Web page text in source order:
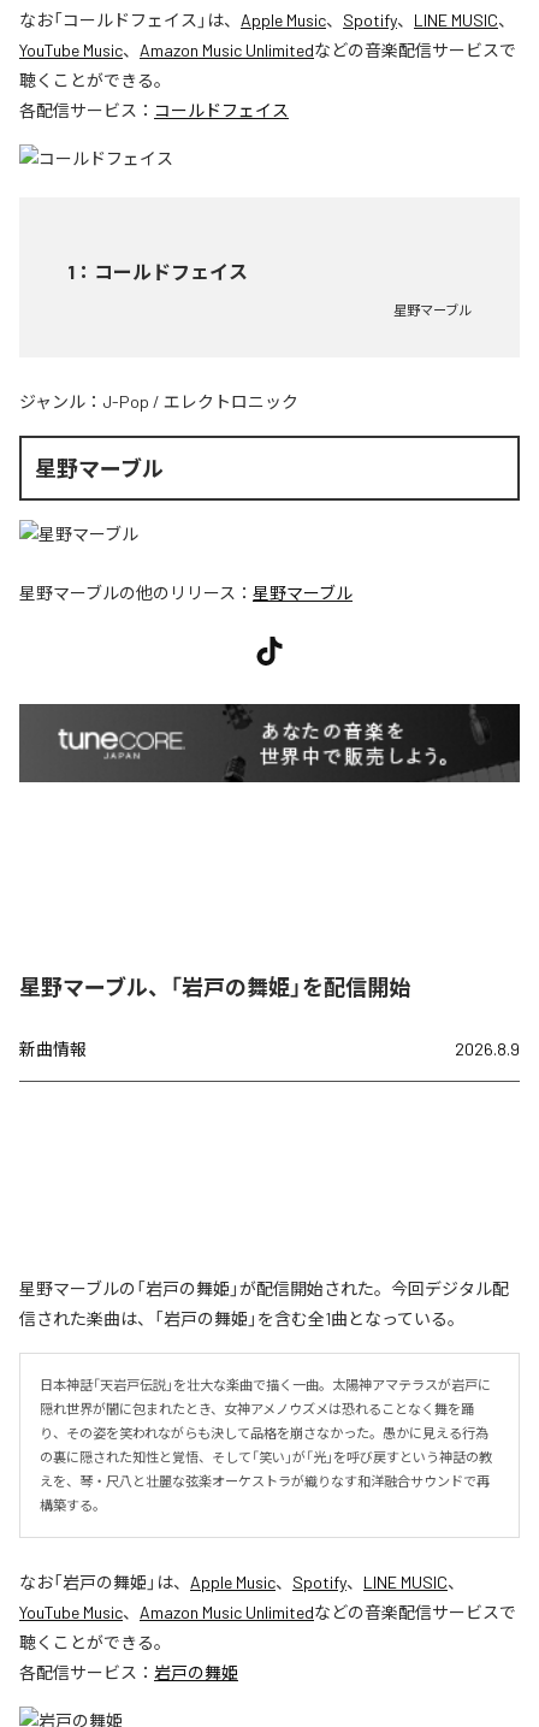
なお「コールドフェイス 」は、 Apple Music、 Spotify、 LINE MUSIC、
YouTube Music、 Amazon Music Unlimitedなどの音楽配信サービスで
聴くことができる。
各配信サービス： コールドフェイス
1 ： コールドフェイス
星野マーブル
ジャンル： J-Pop / エレクトロニック
星野マーブル
星野マーブルの他のリリース： 星野マーブル
星野マーブル、「岩戸の舞姫」を配信開始
新曲情報 2026.8.9
星野マーブルの「岩戸の舞姫」が配信開始された。今回デジタル配
信された楽曲は、「岩戸の舞姫」を含む全1曲となっている。
日本神話「天岩戸伝説」を壮大な楽曲で描く一曲。太陽神アマテラスが岩戸に
隠れ世界が闇に包まれたとき、女神アメノウズメは恐れることなく舞を踊
り、その姿を笑われながらも決して品格を崩さなかった。愚かに見える行為
の裏に隠された知性と覚悟、そして「笑い」が「光」を呼び戻すという神話の教
えを、琴・尺八と壮麗な弦楽オーケストラが織りなす和洋融合サウンドで再
構築する。
なお「岩戸の舞姫 」は、 Apple Music、 Spotify、 LINE MUSIC、
YouTube Music、 Amazon Music Unlimitedなどの音楽配信サービスで
聴くことができる。
各配信サービス： 岩戸の舞姫